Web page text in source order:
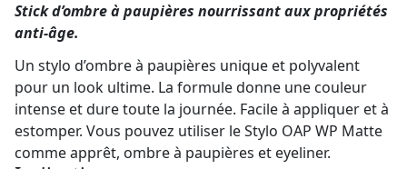
Stick d’ombre à paupières nourrissant aux propriétés
anti-âge.
Un stylo d’ombre à paupières unique et polyvalent
pour un look ultime. La formule donne une couleur
intense et dure toute la journée. Facile à appliquer et à
estomper. Vous pouvez utiliser le Stylo OAP WP Matte
comme apprêt, ombre à paupières et eyeliner.